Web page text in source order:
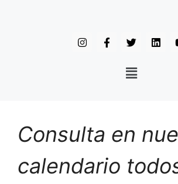
Consulta en
calendario